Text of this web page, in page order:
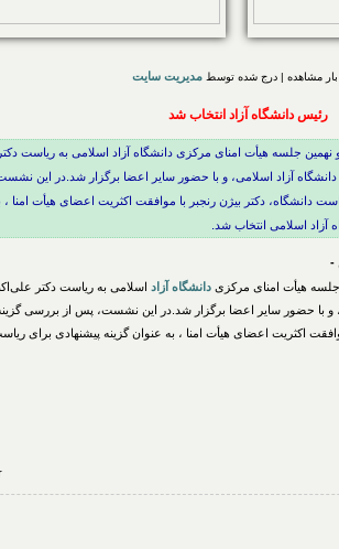
مدیریت سایت
رئیس دانشگاه آزاد انتخاب شد
و نهمین جلسه هیأت امنای مرکزی دانشگاه آزاد اسلامی به ریاست
آزاد اسلامی، و با حضور سایر اعضا برگزار شد.در این
دانشگاه، دکتر بیژن رنجبر با موافقت اکثریت اعضای هیأت امنا ،
آزاد اسلامی انتخاب شد.
-
جلسه هیأت امنای مرکزی دانشگاه آزاد اسلامی به ریاست دکتر
و با حضور سایر اعضا برگزار شد.در این نشست، پس از بررسی
اکثریت اعضای هیأت امنا ، به عنوان گزینه پیشنهادی برای